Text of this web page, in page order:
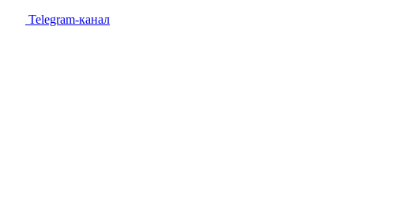
Telegram-канал